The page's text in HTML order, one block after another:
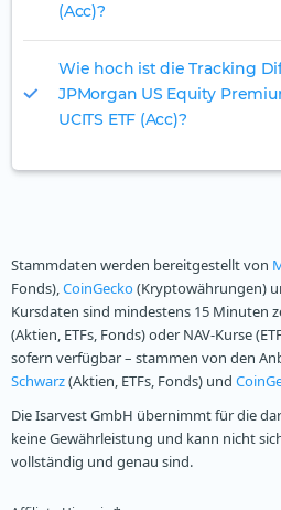
(Acc)?
Wie hoch ist die Tracking
JPMorgan US Equity
UCITS ETF (Acc)?
Stammdaten werden bereitgestellt von
Fonds),CoinGecko(Kryptowährungen)
Kursdaten sind mindestens 15 Minuten
(Aktien, ETFs, Fonds) oder NAV-Kurse
sofern verfügbar – stammen von den
Schwarz(Aktien, ETFs, Fonds) und
Die Isarvest GmbH übernimmt für die
keine Gewährleistung und kann nicht
vollständig und genau sind.